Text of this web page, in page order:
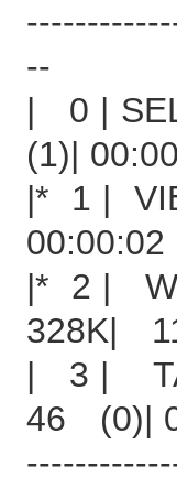
--
| 0 |
(1)|
|* 1 |
00:00:02
|* 2 |
328K|
| 3 |
46 (0)|